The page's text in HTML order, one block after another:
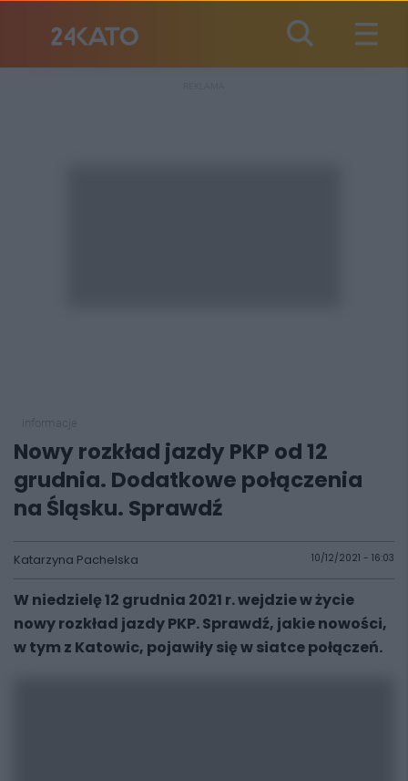
Nowy rozkład jazdy PKP od 12
grudnia. Dodatkowe połączenia
na Śląsku. Sprawdź
Katarzyna Pachelska 10/12/2021 - 16:03
W niedzielę 12 grudnia 2021 r. wejdzie w życie
nowy rozkład jazdy PKP. Sprawdź, jakie nowości,
w tym z Katowic, pojawiły się w siatce połączeń.